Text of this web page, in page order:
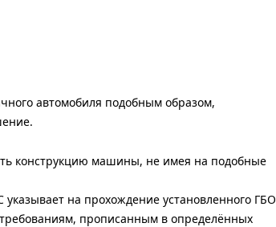
автомобиля подобным образом,
конструкцию машины, не имея на подобные
на прохождение установленного ГБО
прописанным в определённых